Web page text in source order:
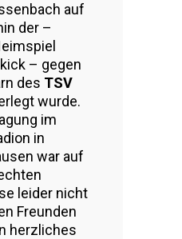
auf
der –
– gegen
des TSV
wurde.
im
in
war auf
leider nicht
Freunden
herzliches